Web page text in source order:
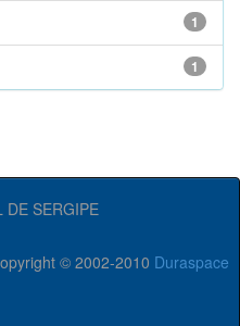
1
1
DE SERGIPE
© 2002-2010 Duraspace